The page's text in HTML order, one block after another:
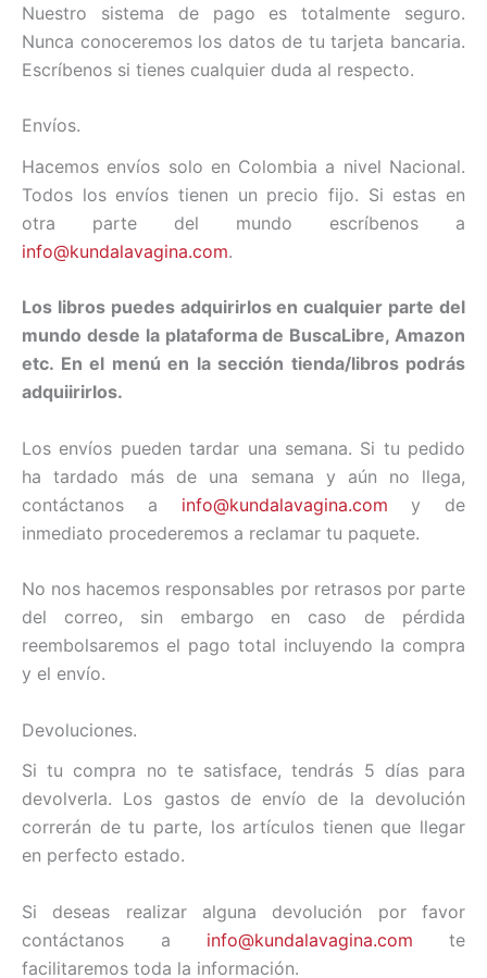
Nuestro sistema de pago es totalmente seguro.
Nunca conoceremos los datos de tu tarjeta bancaria.
Escríbenos si tienes cualquier duda al respecto.
Envíos.
Hacemos envíos solo en Colombia a nivel Nacional.
Todos los envíos tienen un precio fijo. Si estas en
otra parte del mundo escríbenos a
info@kundalavagina.com.
Los libros puedes adquirirlos en cualquier parte del
mundo desde la plataforma de BuscaLibre, Amazon
etc. En el menú en la sección tienda/libros podrás
adquiirirlos.
Los envíos pueden tardar una semana. Si tu pedido
ha tardado más de una semana y aún no llega,
contáctanos a info@kundalavagina.com
y de
inmediato procederemos a reclamar tu paquete.
No nos hacemos responsables por retrasos por parte
del correo, sin embargo en caso de pérdida
reembolsaremos el pago total incluyendo la compra
y el envío.
Devoluciones.
Si tu compra no te satisface, tendrás 5 días para
devolverla. Los gastos de envío de la devolución
correrán de tu parte, los artículos tienen que llegar
en perfecto estado.
Si deseas realizar alguna devolución por favor
contáctanos a info@kundalavagina.com
te
facilitaremos toda la información.